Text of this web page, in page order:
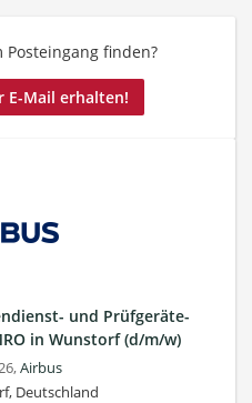
Posteingang finden?
E-Mail erhalten!
und Prüfgeräte-
in Wunstorf (d/m/w)
Airbus
Deutschland